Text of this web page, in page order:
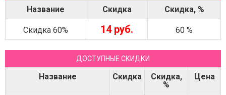
Название Скидка Скидка, %
Скидка 60% 14 руб. 60 %
ДОСТУПНЫЕ СКИДКИ
Название Скидка
Скидка,
%
Цена